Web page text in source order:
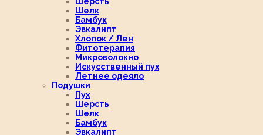
Шелк
Бамбук
Эвкалипт
Хлопок / Лен
Фитотерапия
Микроволокно
Искусственный пух
Летнее одеяло
Подушки
Пух
Шерсть
Шелк
Бамбук
Эвкалипт